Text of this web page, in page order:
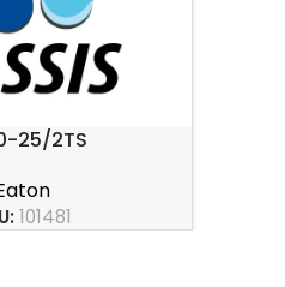
25/2TS
101481